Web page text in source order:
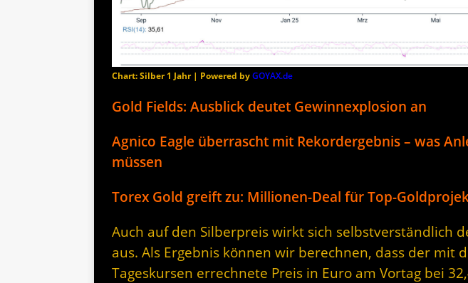
Chart: Silber 1 Jahr | Powered byGOYAX.de
Gold Fields: Ausblick deutet Gewinnexplosion an
Agnico Eagle überrascht mit Rekordergebnis – was
müssen
Torex Gold greift zu: Millionen-Deal für Top-
Auch auf den Silberpreis wirkt sich selbstverständlich
aus. Als Ergebnis können wir berechnen, dass der mit
Tageskursen errechnete Preis in Euro am Vortag bei